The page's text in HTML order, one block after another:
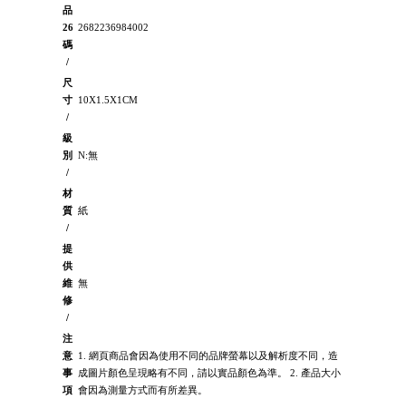
品
26
碼
/
2682236984002
尺
寸
/
10X1.5X1CM
級
別
/
N:無
材
質
/
紙
提
供
維
修
/
無
注
意
事
項
1. 網頁商品會因為使用不同的品牌螢幕以及解析度不同，造
成圖片顏色呈現略有不同，請以實品顏色為準。 2. 產品大小
會因為測量方式而有所差異。